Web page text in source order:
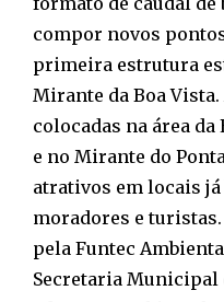
compor novos
primeira estrutura
Mirante da Boa
colocadas na área
e no Mirante do
atrativos em locais
moradores e
pela Funtec
Secretaria Municipal